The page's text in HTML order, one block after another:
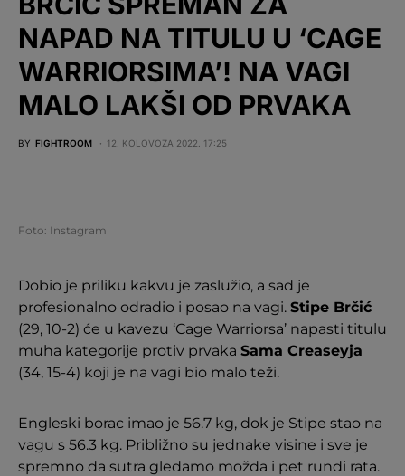
NAPAD NA TITULU U ‘CAGE
WARRIORSIMA’! NA VAGI
MALO LAKŠI OD PRVAKA
BY FIGHTROOM 12. KOLOVOZA 2022. 17:25
Foto: Instagram
Dobio je priliku kakvu je zaslužio, a sad je
profesionalno odradio i posao na vagi. Stipe Brčić
(29, 10-2) će u kavezu ‘Cage Warriorsa’ napasti titulu
muha kategorije protiv prvaka Sama Creaseyja
(34, 15-4) koji je na vagi bio malo teži.
Engleski borac imao je 56.7 kg, dok je Stipe stao na
vagu s 56.3 kg. Približno su jednake visine i sve je
spremno da sutra gledamo možda i pet rundi rata.